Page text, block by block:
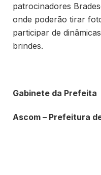
patrocinadores
onde poderão tirar
participar de
brindes.
Gabinete da Prefeita
Ascom – Prefeitura